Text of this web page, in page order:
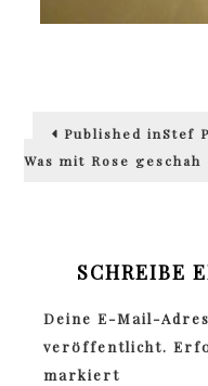
Published inStef
Was mit Rose geschah
SCHREIBE
Deine E-Mail-
veröffentlicht.
markiert